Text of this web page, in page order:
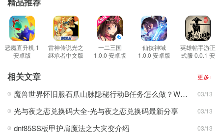
奇迹mu正宗续作游戏简介
熟悉的三大职业来袭，剑士、魔法师、弓箭手等你去进行选择。
剑士，攻守兼备的近战之王，拥有着娴熟的剑术与强大的力量。
魔法师，世界元素的掌控者，蕴藏着足以毁天灭地的力量。
弓箭手，箭术精湛的精灵射手，令恶魔恐惧的刺客大师。
游戏特色
绝秒杀;3V3即时竞技场，公平竞技操作为王。
2、奇迹mu正宗续作突破传统2.5D限制，首款全3D奇迹MU正宗续
作，可飞天、可潜水，360度无死角沉浸体验奇迹大陆的华丽壮阔。
恶魔直升机 1
安卓版
雷神传说光之
继承者中文版
一二三国
1.0.0 安卓版
仙侠神域
1.0.0 安卓版
英雄帖手游正
式服 0.0.1 安
相关文章 更多+
魔兽世界怀旧服石爪山脉隐秘行动B任务怎么做？WOW怀旧服风险投资公司函件在哪儿？ 03/13
光与夜之恋兑换码大全-光与夜之恋兑换码最新分享 03/13
dnf85SS板甲护肩魔法之大灾变介绍 03/13